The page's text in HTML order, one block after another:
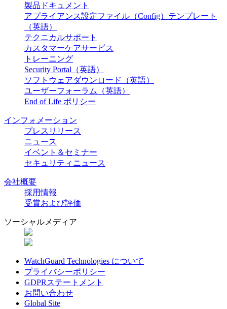
製品ドキュメント
アプライアンス設定ファイル（Config）テンプレート
（英語）
テクニカルサポート
カスタマーケアサービス
トレーニング
Security Portal（英語）
ソフトウェアダウンロード（英語）
ユーザーフォーラム（英語）
End of Life ポリシー
インフォメーション
プレスリリース
ニュース
イベント＆セミナー
セキュリティニュース
会社概要
採用情報
受賞および評価
ソーシャルメディア
WatchGuard Technologies について
プライバシーポリシー
GDPRステートメント
お問い合わせ
Global Site